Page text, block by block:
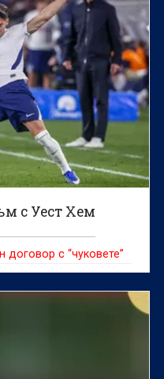
с Уест Хем
с “чуковете”